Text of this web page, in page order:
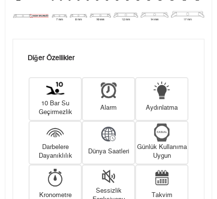
Diğer Özellikler
10 Bar Su
Geçirmezlik
Alarm Aydınlatma
Darbelere
Dayanıklılık
Dünya Saatleri
Günlük Kullanıma
Uygun
Kronometre
Sessizlik
Takvim